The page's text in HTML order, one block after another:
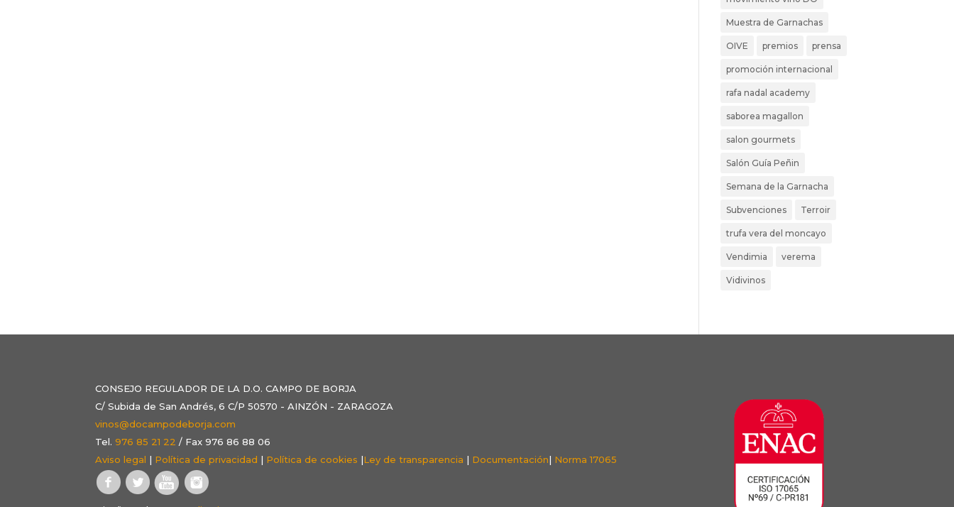
Muestra de Garnachas
OIVE premios prensa
promoción internacional
rafa nadal academy
saborea magallon
salon gourmets
Salón Guía Peñin
Semana de la Garnacha
Subvenciones Terroir
trufa vera del moncayo
Vendimia verema
Vidivinos
CONSEJO REGULADOR DE LA D.O. CAMPO DE BORJA
C/ Subida de San Andrés, 6 C/P 50570 - AINZÓN - ZARAGOZA
vinos@docampodeborja.com
Tel.976 85 21 22 / Fax 976 86 88 06
Aviso legal | Política de privacidad | Política de cookies |Ley de transparencia | Documentación| Norma 17065